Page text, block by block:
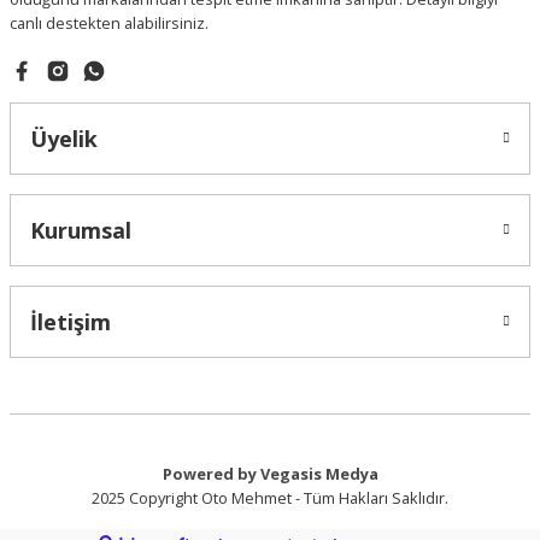
canlı destekten alabilirsiniz.
Üyelik
Kurumsal
İletişim
Powered by Vegasis Medya
2025 Copyright Oto Mehmet - Tüm Hakları Saklıdır.